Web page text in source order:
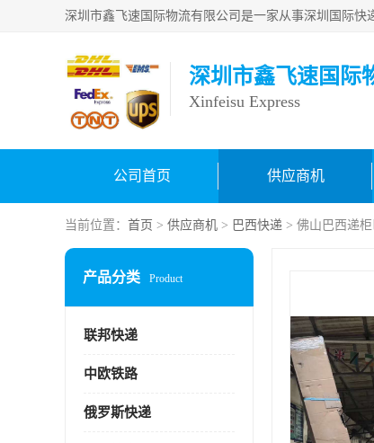
深圳市鑫飞速国际
Xinfeisu Express
公司首页 供应商机
当前位置： 首页 > 供应商机 > 巴西快递 > 佛山巴西递
产品分类 Product
联邦快递
中欧铁路
俄罗斯快递